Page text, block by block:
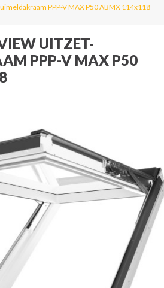
PPP-V MAX P50 ABMX 114x118
UITZET-
PPP-V MAX P50